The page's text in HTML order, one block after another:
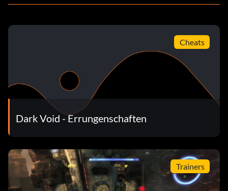
Zielsetzung: Mach dir die Füße nass - Raus aus dem Wasser
Ziel: 99 rote Ballons - Töte 10 Gegner, während sie sich in
einer Anti-Schwerkraft-Blase befinden.
Cliffhanger-Killer
Zielsetzung: Cliffhanger-Killer - Töten Sie 50 Feinde aus
einer vertikalen Deckung heraus.
Cheats
Dark Void - Errungenschaften
Trainers